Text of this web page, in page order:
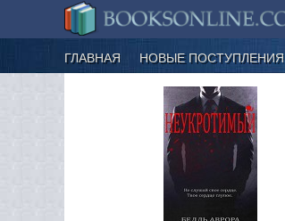
ГЛАВНАЯ НОВЫЕ ПОСТУПЛЕНИЯ